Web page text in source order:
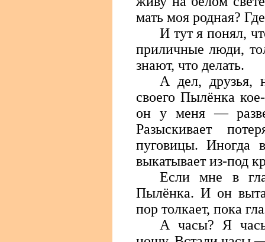
мать моя родная?
И тут я понял,
приличные люди,
знают, что делать.
А дел, друзья,
своего Пылёнка
он у меня —
Разыскивает
пуговицы. Иногда
выкатывает из-под
Если мне в
Пылёнка. И он
пор толкает, пока
А часы? Я